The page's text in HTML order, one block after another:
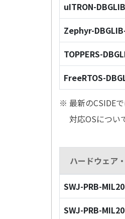
uITRON-
Zephyr-
TOPPERS-
FreeRTOS-
※ 最新のCSIDE
対応OSについ
ハードウェア
SWJ-PRB-
SWJ-PRB-